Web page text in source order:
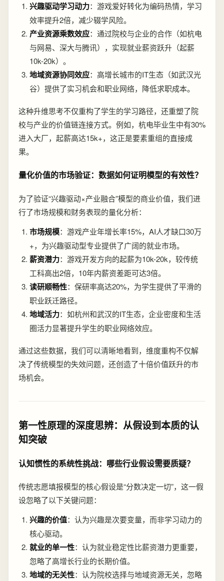
兴趣驱动学习动力：游戏爱好转化为编码热情，学习
效率提升2倍，减少辍学风险。
产业资源乘数效应：通过院校与企业的合作（如杭电
与网易、深大与腾讯），实现就业薪资跃升（起薪
10k-20k）。
地域资源协同效应：高增长城市的IT生态（如武汉光
谷）提供了实习机会和职业网络，降低求职成本。
这种升维思考不仅重构了学生的学习路径，还重塑了院
校与产业的价值链连接方式。例如，杭电毕业生中有30%
进入大厂，起薪高达15k+，这正是要素重组的直接成
果。
量化价值的市场验证：数据如何证明模型的有效性？
为了验证“兴趣驱动×产业融合”模型的商业价值，我们进
行了市场规模和财务表现的量化分析：
市场规模：游戏产业年增长率15%，AI人才缺口30万
+，为兴趣驱动型专业提供了广阔的就业市场。
薪资潜力：游戏开发方向的起薪为10k-20k，较传统
工科高出2倍，10年内薪资差距可达3倍。
读研顺畅性：保研率高达20%，为学生提供了平滑的
职业跃迁路径。
地域活力：如杭州和武汉的IT生态，企业密度和生活
圈活力显著提升学生的职业网络效应。
通过这些数据，我们可以清晰地看到，维度重构不仅解
决了传统模型的失效问题，还创造了十倍价值跃升的市
场机会。
第一性原理的深度思辨：从假设到本质的认
知突破
认知惯性的系统性挑战：哪些行业假设需要质疑？
传统志愿填报模型的核心假设是“分数决定一切”，这一假
设忽略了以下关键问题：
兴趣的价值：认为兴趣是次要变量，而非学习动力的
核心驱动。
就业的单一性：认为就业稳定性比薪资潜力更重要，
忽略了高增长行业的长期价值。
地域的无关性：认为院校选择与地域资源无关，忽略